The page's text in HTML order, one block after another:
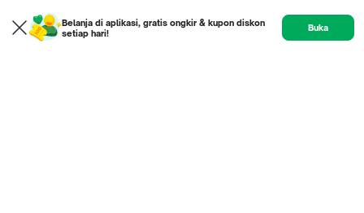
Belanja di aplikasi, gratis ongkir & kupon diskon
setiap hari!
Buka